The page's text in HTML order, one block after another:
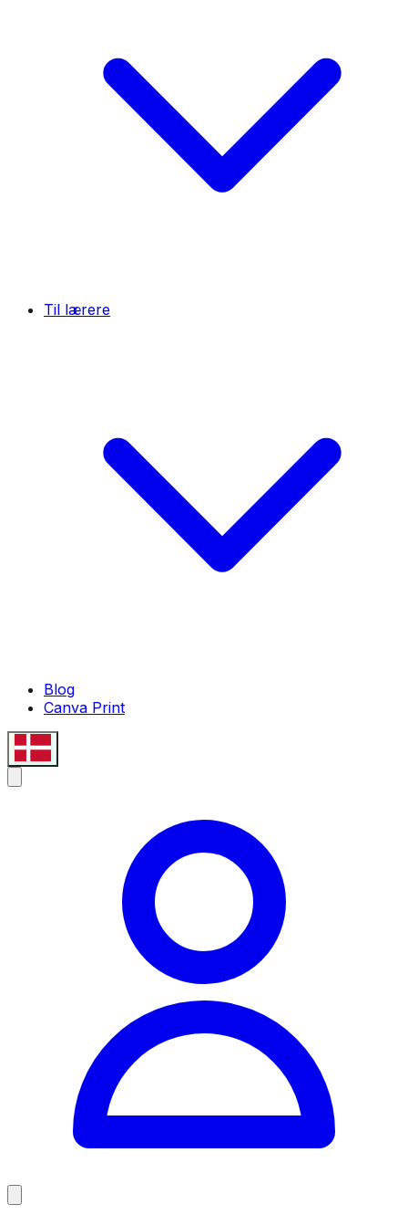
Til lærere
Blog
Canva Print